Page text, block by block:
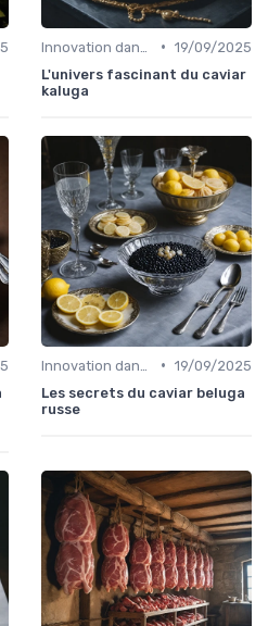
• 19/09/2025
L'univers fascinant du caviar
kaluga
• 19/09/2025
Les secrets du caviar beluga
russe